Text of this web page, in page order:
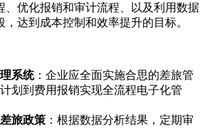
、优化报销和审计流程、以及利用数据
达到成本控制和效率提升的目标。
系统：企业应全面实施合思的差旅管
划到费用报销实现全流程电子化管
旅政策 ：根据数据分析结果，定期审